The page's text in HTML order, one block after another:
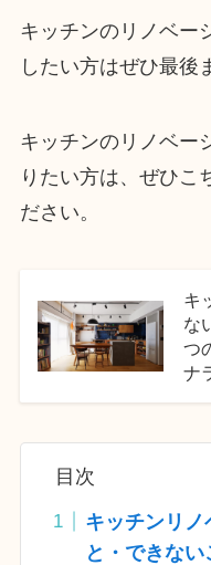
キッチンのリノベー
したい方はぜひ最後
キッチンのリノベー
りたい方は、ぜひこ
ださい。
キ
な
つ
ナ
目次
キッチンリノ
と・できない